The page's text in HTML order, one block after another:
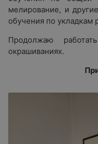
мелирование, и
обучения по укладкам
Продолжаю
окрашиваниях.